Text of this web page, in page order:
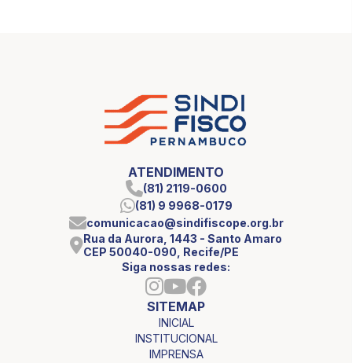
ATENDIMENTO
(81) 2119-0600
(81) 9 9968-0179
comunicacao@sindifiscope.org.br
Rua da Aurora, 1443 - Santo Amaro
CEP 50040-090, Recife/PE
Siga nossas redes:
SITEMAP
INICIAL
INSTITUCIONAL
IMPRENSA